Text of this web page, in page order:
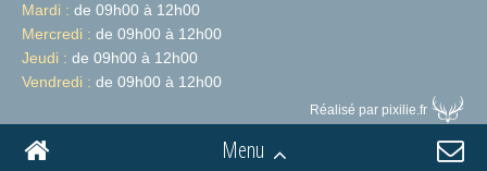
ACCUEIL Menu CONTACT
Mardi : de 09h00 à 12h00
Mercredi : de 09h00 à 12h00
Jeudi : de 09h00 à 12h00
Vendredi : de 09h00 à 12h00
Réalisé par pixilie.fr